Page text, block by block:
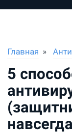
Главная
5
навсегда